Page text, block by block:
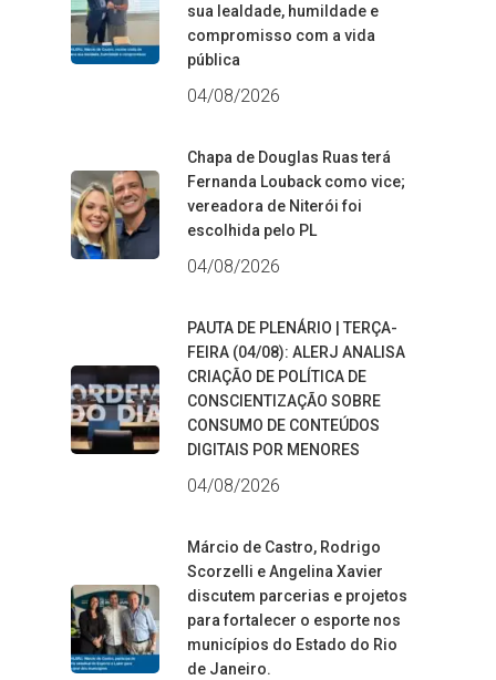
sua lealdade, humildade e
compromisso com a vida
pública
04/08/2026
Chapa de Douglas Ruas terá
Fernanda Louback como vice;
vereadora de Niterói foi
escolhida pelo PL
04/08/2026
PAUTA DE PLENÁRIO | TERÇA-
FEIRA (04/08): ALERJ ANALISA
CRIAÇÃO DE POLÍTICA DE
CONSCIENTIZAÇÃO SOBRE
CONSUMO DE CONTEÚDOS
DIGITAIS POR MENORES
04/08/2026
Márcio de Castro, Rodrigo
Scorzelli e Angelina Xavier
discutem parcerias e projetos
para fortalecer o esporte nos
municípios do Estado do Rio
de Janeiro.